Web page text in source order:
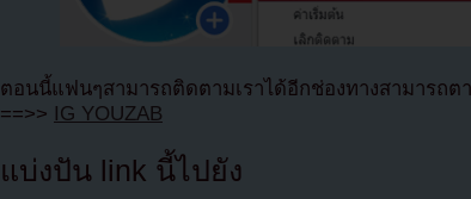
ตอนนี้แฟนๆสามารถติดตามเราได้อีกช่องทางสามารถ
==>> IG YOUZAB
แบ่งปัน link นี้ไปยัง